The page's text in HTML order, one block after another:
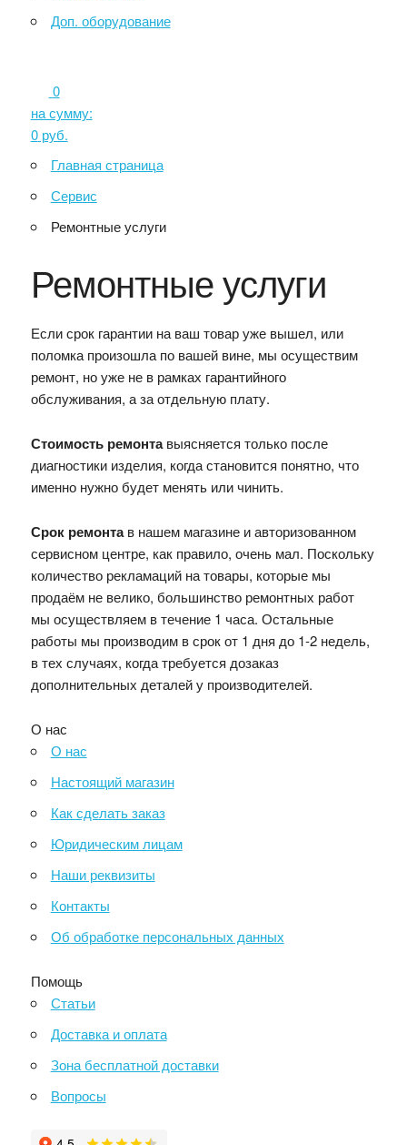
Доп. оборудование
0
на сумму:
0руб.
Главная страница
Сервис
Ремонтные услуги
Ремонтные услуги
Если срок гарантии на ваш товар уже вышел, или
поломка произошла по вашей вине, мы осуществим
ремонт, но уже не в рамках гарантийного
обслуживания, а за отдельную плату.
Стоимость ремонтавыясняется только после
диагностики изделия, когда становится понятно, что
именно нужно будет менять или чинить.
Срок ремонтав нашем магазине и авторизованном
сервисном центре, как правило, очень мал. Поскольку
количество рекламаций на товары, которые мы
продаём не велико, большинство ремонтных работ
мы осуществляем в течение 1 часа. Остальные
работы мы производим в срок от 1 дня до 1-2 недель,
в тех случаях, когда требуется дозаказ
дополнительных деталей у производителей.
О нас
О нас
Настоящий магазин
Как сделать заказ
Юридическим лицам
Наши реквизиты
Контакты
Об обработке персональных данных
Помощь
Статьи
Доставка и оплата
Зона бесплатной доставки
Вопросы